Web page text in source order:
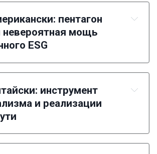
пентагон
невероятная мощь
ESG
концентрация капитала в
у трёх управляющих
инструмент
и реализации